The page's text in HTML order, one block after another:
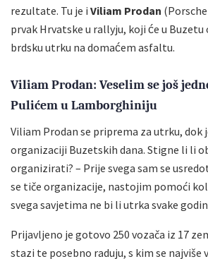
rezultate. Tu je i Viliam Prodan
prvak Hrvatske u rallyju, koji će u
brdsku utrku na domaćem asfaltu.
Viliam Prodan: Veselim se još
Pulićem u Lamborghiniju
Viliam Prodan se priprema za utrku, dok
organizaciji Buzetskih dana. Stigne li li
organizirati? – Prije svega sam se
se tiče organizacije, nastojim pomoći
svega savjetima ne bi li utrka svake
Prijavljeno je gotovo 250 vozača iz 17
stazi te posebno raduju, s kim se najviše